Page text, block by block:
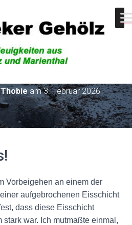
Thobieam3. Februar 2026
Vorbeigehen an einem der
aufgebrochenen Eisschicht
dass diese Eisschicht
war. Ich mutmaßte einmal,